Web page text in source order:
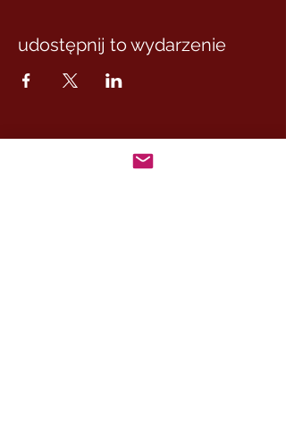
udostępnij to wydarzenie
MASTER MARCUS
– DE RUI FAMILY